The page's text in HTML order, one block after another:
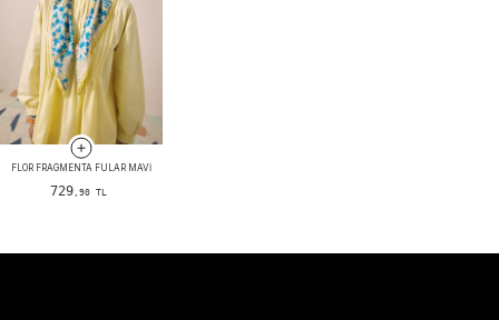
FLOR FRAGMENTA FULAR MAVI
729 ,90 TL